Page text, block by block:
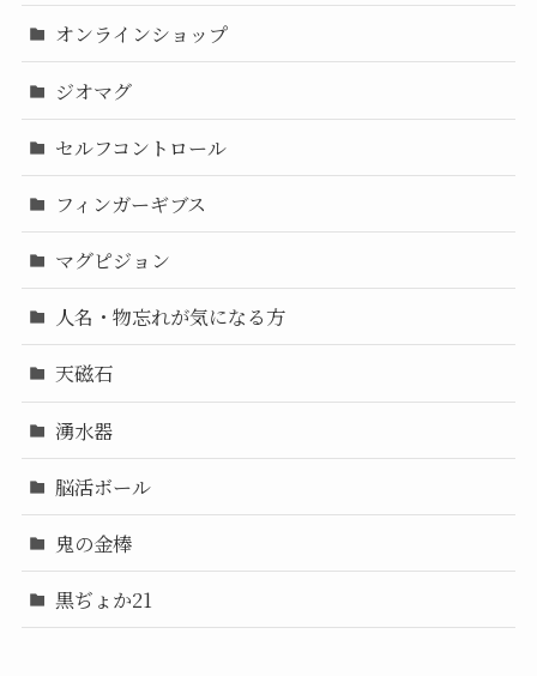
オンラインショップ
ジオマグ
セルフコントロール
フィンガーギブス
マグピジョン
人名・物忘れが気になる方
天磁石
湧水器
脳活ボール
鬼の金棒
黒ぢょか21